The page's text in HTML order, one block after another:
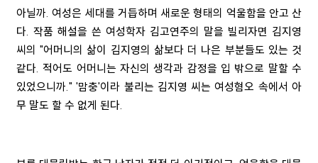
아닐까. 여성은 세대를 거듭하며 새로운 형태의 억울함을 안고 산
다. 작품 해설을 쓴 여성학자 김고연주의 말을 빌리자면 김지영
씨의 "어머니의 삶이 김지영의 삶보다 더 나은 부분들도 있는 것
같다. 적어도 어머니는 자신의 생각과 감정을 입 밖으로 말할 수
있었으니까." '맘충'이라 불리는 김지영 씨는 여성혐오 속에서 아
무 말도 할 수 없게 된다.